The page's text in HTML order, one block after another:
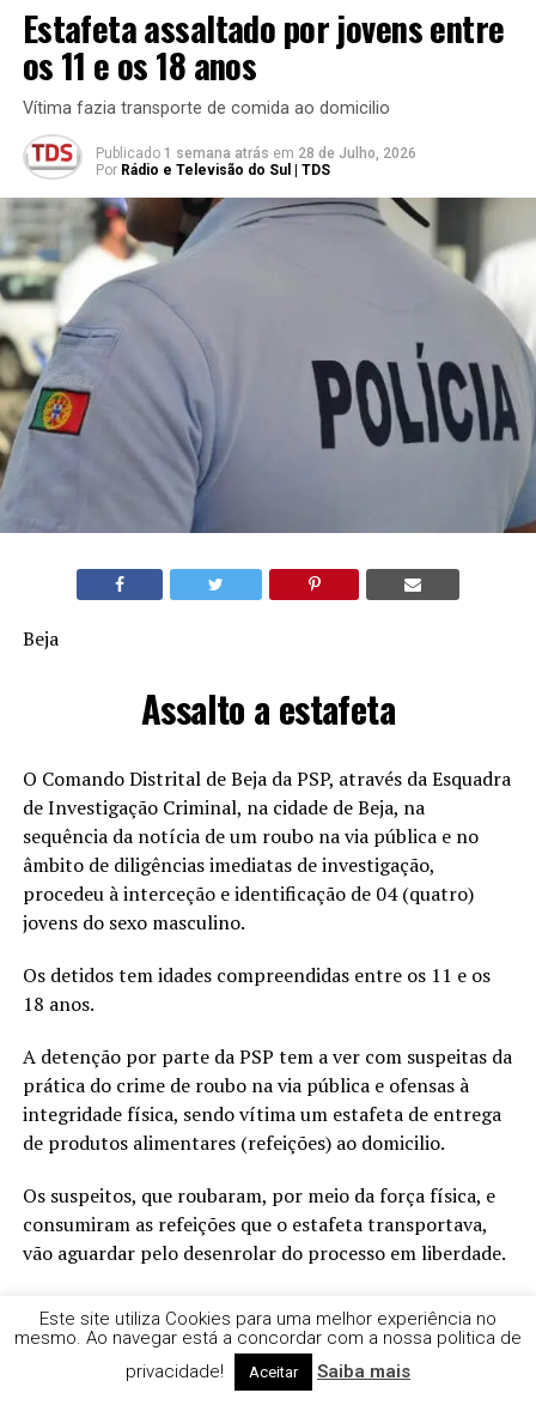
Estafeta assaltado por jovens entre
os 11 e os 18 anos
Vítima fazia transporte de comida ao domicilio
Publicado 1 semana atrás em 28 de Julho, 2026
Por Rádio e Televisão do Sul | TDS
Beja
Assalto a estafeta
O Comando Distrital de Beja da PSP, através da Esquadra
de Investigação Criminal, na cidade de Beja, na
sequência da notícia de um roubo na via pública e no
âmbito de diligências imediatas de investigação,
procedeu à interceção e identificação de 04 (quatro)
jovens do sexo masculino.
Os detidos tem idades compreendidas entre os 11 e os
18 anos.
A detenção por parte da PSP tem a ver com suspeitas da
prática do crime de roubo na via pública e ofensas à
integridade física, sendo vítima um estafeta de entrega
de produtos alimentares (refeições) ao domicilio.
Os suspeitos, que roubaram, por meio da força física, e
consumiram as refeições que o estafeta transportava,
vão aguardar pelo desenrolar do processo em liberdade.
NOTÍCIAS RELACCIONADAS DESTAQUE
Este site utiliza Cookies para uma melhor experiência no
mesmo. Ao navegar está a concordar com a nossa politica de
privacidade!
Aceitar Saiba mais